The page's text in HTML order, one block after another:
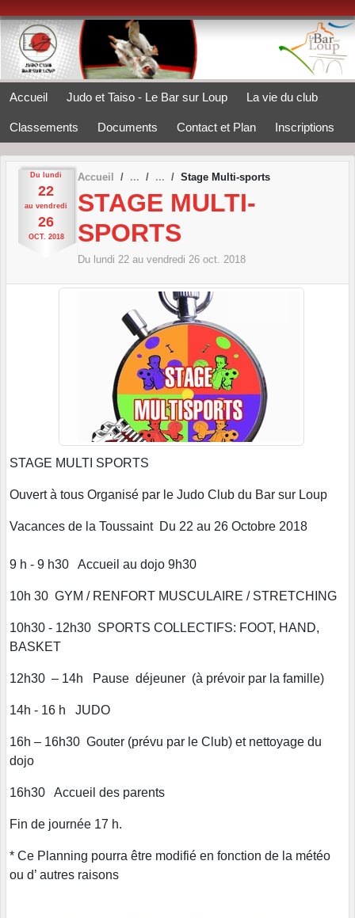
Accueil Judo et Taiso - Le Bar sur Loup La vie du club
Classements Documents Contact et Plan Inscriptions
Du lundi
22
au vendredi
26
OCT. 2018
Accueil Stage Multi-sports
STAGE MULTI-
SPORTS
Du lundi 22 au vendredi 26 oct. 2018
STAGE MULTI SPORTS
Ouvert à tous Organisé par le Judo Club du Bar sur Loup
Vacances de la Toussaint Du 22 au 26 Octobre 2018
9 h - 9 h30 Accueil au dojo 9h30
10h 30 GYM / RENFORT MUSCULAIRE / STRETCHING
10h30 - 12h30 SPORTS COLLECTIFS: FOOT, HAND,
BASKET
12h30 – 14h Pause déjeuner (à prévoir par la famille)
14h - 16 h JUDO
16h – 16h30 Gouter (prévu par le Club) et nettoyage du
dojo
16h30 Accueil des parents
Fin de journée 17 h.
* Ce Planning pourra être modifié en fonction de la météo
ou d’ autres raisons